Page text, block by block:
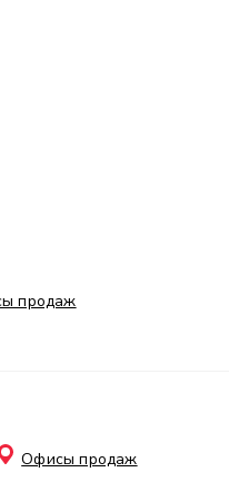
продаж
Офисы продаж